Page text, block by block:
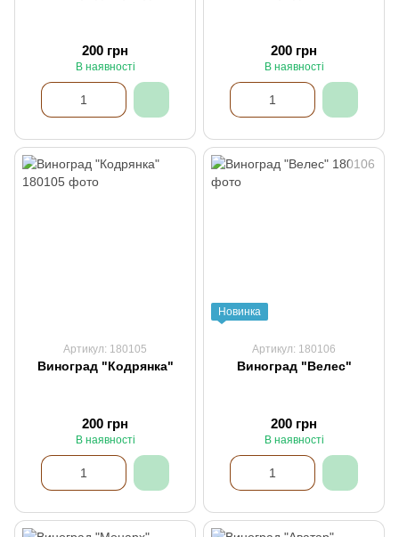
200 грн
В наявності
200 грн
В наявності
Артикул: 180105
Виноград "Кодрянка"
200 грн
В наявності
Новинка
Артикул: 180106
Виноград "Велес"
200 грн
В наявності